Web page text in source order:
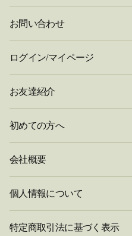
お問い合わせ
ログイン/マイページ
お友達紹介
初めての方へ
会社概要
個人情報について
特定商取引法に基づく表示